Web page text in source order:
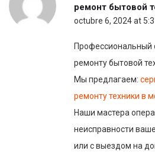
ремонт бытовой
octubre 6, 2024 at
Профессиональный
ремонту бытовой
Мы предлагаем:
ремонту техники в
Наши мастера
неисправности
или с выездом на